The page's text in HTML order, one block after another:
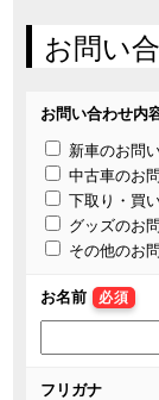
お問い
お問い合わせ内
新車のお問
中古車のお
下取り・買
グッズのお
その他のお
お名前 必須
フリガナ